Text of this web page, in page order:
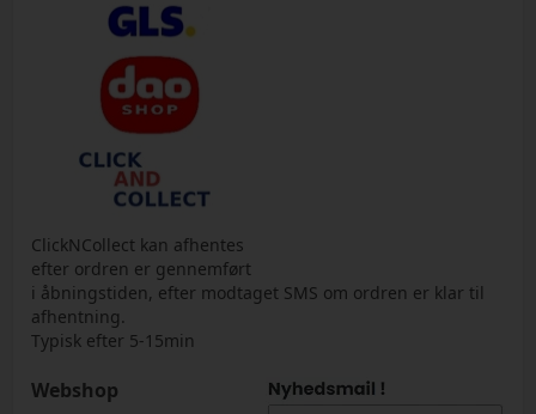
ClickNCollect kan afhentes
efter ordren er gennemført
i åbningstiden, efter modtaget SMS om ordren er klar til
afhentning.
Typisk efter 5-15min
Webshop